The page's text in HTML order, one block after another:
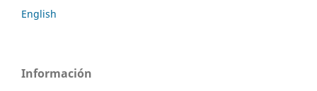
English
Información